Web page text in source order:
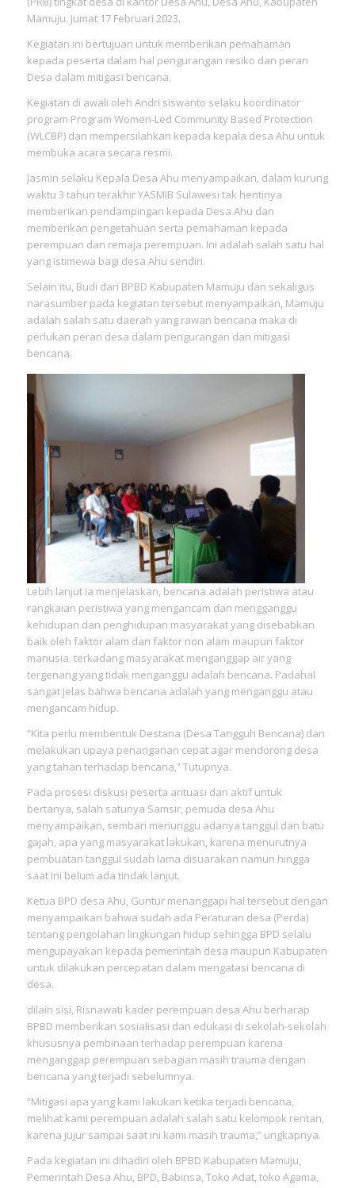
Mamuju. Jumat 17 Februari 2023.
Kegiatan ini bertujuan untuk memberikan pemahaman
kepada peserta dalam hal pengurangan resiko dan peran
Desa dalam mitigasi bencana.
Kegiatan di awali oleh Andri siswanto selaku koordinator
program Program Women-Led Community Based Protection
(WLCBP) dan mempersilahkan kepada kepala desa Ahu untuk
membuka acara secara resmi.
Jasmin selaku Kepala Desa Ahu menyampaikan, dalam kurung
waktu 3 tahun terakhir YASMIB Sulawesi tak hentinya
memberikan pendampingan kepada Desa Ahu dan
memberikan pengetahuan serta pemahaman kepada
perempuan dan remaja perempuan. Ini adalah salah satu hal
yang istimewa bagi desa Ahu sendiri.
Selain itu, Budi dari BPBD Kabupaten Mamuju dan sekaligus
narasumber pada kegiatan tersebut menyampaikan, Mamuju
adalah salah satu daerah yang rawan bencana maka di
perlukan peran desa dalam pengurangan dan mitigasi
bencana.
Lebih lanjut ia menjelaskan, bencana adalah peristiwa atau
rangkaian peristiwa yang mengancam dan mengganggu
kehidupan dan penghidupan masyarakat yang disebabkan
baik oleh faktor alam dan faktor non alam maupun faktor
manusia. terkadang masyarakat menganggap air yang
tergenang yang tidak menganggu adalah bencana. Padahal
sangat jelas bahwa bencana adalah yang menganggu atau
mengancam hidup.
“Kita perlu membentuk Destana (Desa Tangguh Bencana) dan
melakukan upaya penanganan cepat agar mendorong desa
yang tahan terhadap bencana,” Tutupnya.
Pada prosesi diskusi peserta antuasi dan aktif untuk
bertanya, salah satunya Samsir, pemuda desa Ahu
menyampaikan, sembari menunggu adanya tanggul dan batu
gajah, apa yang masyarakat lakukan, karena menurutnya
pembuatan tanggul sudah lama disuarakan namun hingga
saat ini belum ada tindak lanjut.
Ketua BPD desa Ahu, Guntur menanggapi hal tersebut dengan
menyampaikan bahwa sudah ada Peraturan desa (Perda)
tentang pengolahan lingkungan hidup sehingga BPD selalu
mengupayakan kepada pemerintah desa maupun Kabupaten
untuk dilakukan percepatan dalam mengatasi bencana di
desa.
dilain sisi, Risnawati kader perempuan desa Ahu berharap
BPBD memberikan sosialisasi dan edukasi di sekolah-sekolah
khususnya pembinaan terhadap perempuan karena
menganggap perempuan sebagian masih trauma dengan
bencana yang terjadi sebelumnya.
“Mitigasi apa yang kami lakukan ketika terjadi bencana,
melihat kami perempuan adalah salah satu kelompok rentan,
karena jujur sampai saat ini kami masih trauma,” ungkapnya.
Pada kegiatan ini dihadiri oleh BPBD Kabupaten Mamuju,
Pemerintah Desa Ahu, BPD, Babinsa, Toko Adat, toko Agama,